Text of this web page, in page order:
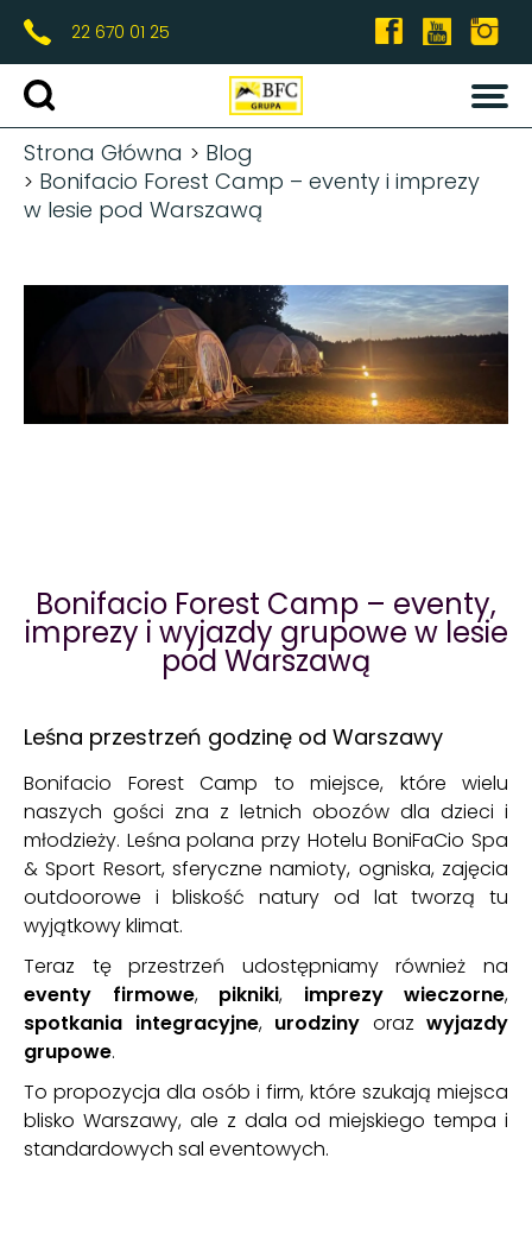
22 670 01 25
OFERTA
ZIMA
MARZEC
KIEDY?
GDZIE?
LATO
BFC Klub
O NAS
O NAS
NASZA FILOZOFIA
DLA FIRM
PARTNERZY
HOTEL BONIFACIO
KARIERA
FAQ
KONTAKT
Wybierz termin
Strona Główna
Blog
Bonifacio Forest Camp – eventy i imprezy
w lesie pod Warszawą
Bonifacio Forest Camp – eventy,
imprezy i wyjazdy grupowe w lesie
pod Warszawą
Leśna przestrzeń godzinę od Warszawy
Bonifacio Forest Camp to miejsce, które wielu
naszych gości zna z letnich obozów dla dzieci i
młodzieży. Leśna polana przy Hotelu BoniFaCio Spa
& Sport Resort, sferyczne namioty, ogniska, zajęcia
outdoorowe i bliskość natury od lat tworzą tu
wyjątkowy klimat.
Teraz tę przestrzeń udostępniamy również na
eventy firmowe, pikniki, imprezy wieczorne,
spotkania integracyjne, urodziny oraz wyjazdy
grupowe.
To propozycja dla osób i firm, które szukają miejsca
blisko Warszawy, ale z dala od miejskiego tempa i
standardowych sal eventowych.